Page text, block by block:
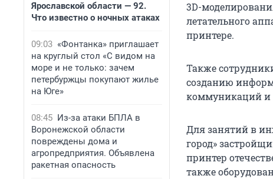
Ярославской области — 92.
Что известно о ночных атаках
09:03 «Фонтанка» приглашает
на круглый стол «С видом на
море и не только: зачем
петербуржцы покупают жилье
на Юге»
08:45 Из-за атаки БПЛА в
Воронежской области
повреждены дома и
агропредприятия. Объявлена
ракетная опасность
3D-
летательного
принтере.
Также
созданию
коммуникаций и
Для занятий в
город»
принтер
также